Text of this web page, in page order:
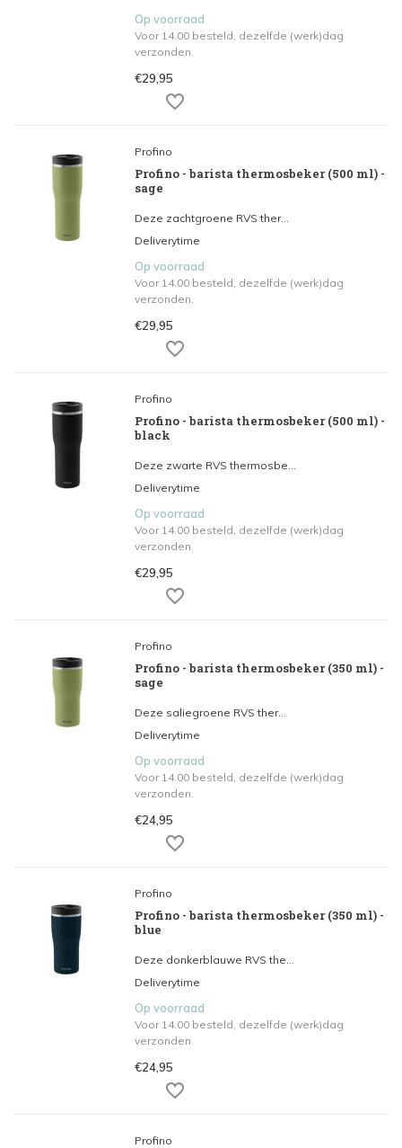
Op voorraad
Voor 14.00 besteld, dezelfde (werk)dag
verzonden.
€29,95
Profino
Profino - barista thermosbeker (500 ml) -
sage
Deze zachtgroene RVS ther...
Deliverytime
Op voorraad
Voor 14.00 besteld, dezelfde (werk)dag
verzonden.
€29,95
Profino
Profino - barista thermosbeker (500 ml) -
black
Deze zwarte RVS thermosbe...
Deliverytime
Op voorraad
Voor 14.00 besteld, dezelfde (werk)dag
verzonden.
€29,95
Profino
Profino - barista thermosbeker (350 ml) -
sage
Deze saliegroene RVS ther...
Deliverytime
Op voorraad
Voor 14.00 besteld, dezelfde (werk)dag
verzonden.
€24,95
Profino
Profino - barista thermosbeker (350 ml) -
blue
Deze donkerblauwe RVS the...
Deliverytime
Op voorraad
Voor 14.00 besteld, dezelfde (werk)dag
verzonden.
€24,95
Profino